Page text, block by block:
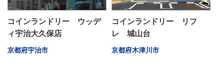
コインランドリー ウッデ
ィ宇治大久保店
京都府宇治市
コインランドリー リフ
レ 城山台
京都府木津川市